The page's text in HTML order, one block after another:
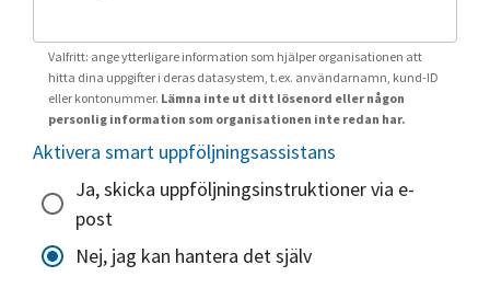
Valfritt: ange ytterligare information som hjälper organisationen att
hitta dina uppgifter i deras datasystem, t.ex. användarnamn, kund-ID
eller kontonummer. Lämna inte ut ditt lösenord eller någon
personlig information som organisationen inte redan har.
Aktivera smart uppföljningsassistans
Ja, skicka uppföljningsinstruktioner via e-
post
Nej, jag kan hantera det själv